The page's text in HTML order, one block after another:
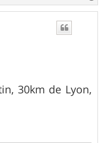
a
u
30km de Lyon,